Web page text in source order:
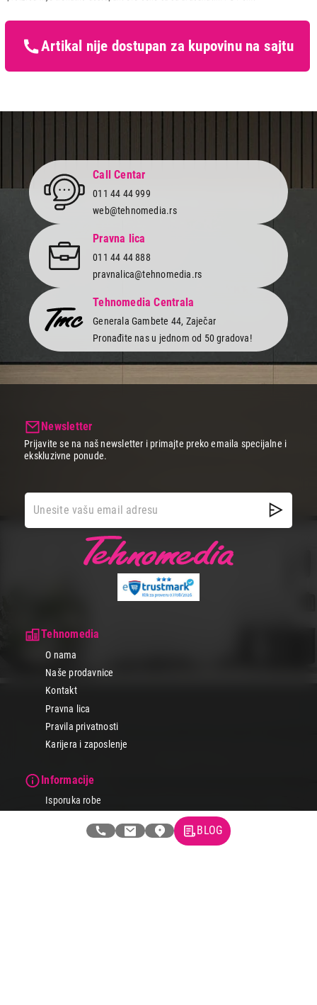
kupaca po osnovu zakona o
Artikal nije dostupan za kupovinu na sajtu
Call Centar
011 44 44 999
web@tehnomedia.rs
Pravna lica
011 44 44 888
pravnalica@tehnomedia.rs
Tehnomedia Centrala
Generala Gambete 44, Zaječar
Pronađite nas u jednom od 50 gradova!
Tehnomedia
O nama
Naše prodavnice
Kontakt
Pravna lica
Pravila privatnosti
Karijera i zaposlenje
Informacije
Isporuka robe
Uslovi korišćenja
Newsletter
Prijavite se na naš newsletter i primajte preko emaila specijalne i
ekskluzivne ponude.
BLOG